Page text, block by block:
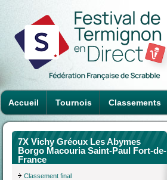
Accueil Tournois Classements
7X Vichy Gréoux Les Abymes
Borgo Macouria Saint-Paul Fort-de-
France
Classement final